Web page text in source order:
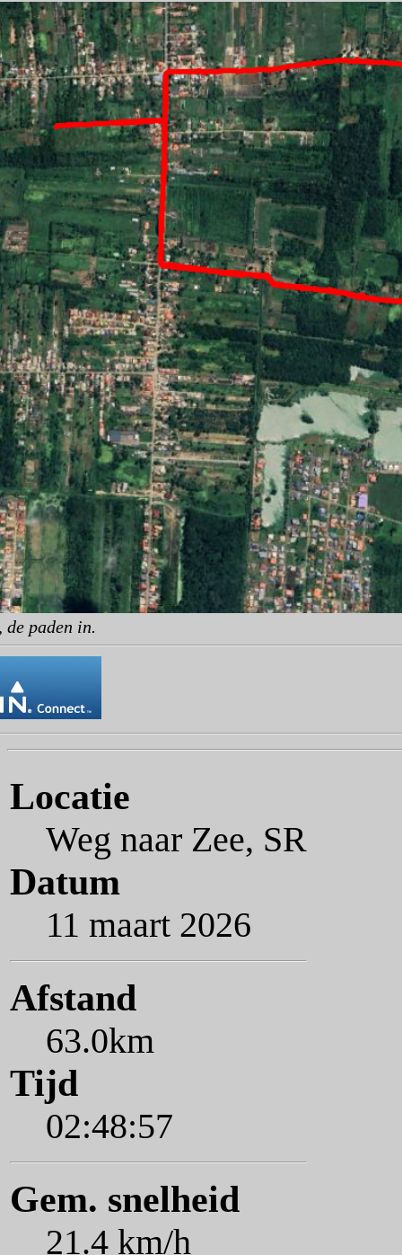
de paden in.
Locatie
Weg naar Zee, SR
Datum
11 maart 2026
Afstand
63.0km
Tijd
02:48:57
Gem. snelheid
21.4 km/h